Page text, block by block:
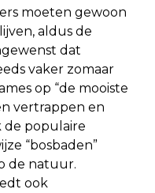
moeten gewoon
aldus de
dat
vaker zomaar
op “de mooiste
vertrappen en
de populaire
“bosbaden”
de natuur.
ook